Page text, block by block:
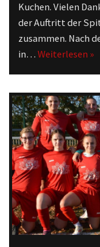
Kuchen. Vielen
der Auftritt der
zusammen. Nach
in…Weiterlesen »